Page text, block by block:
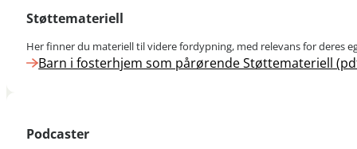
Støttemateriell
Her finner du materiell til videre fordypning, med relevans for deres
Barn i fosterhjem som pårørende Støttemateriell
Podcaster